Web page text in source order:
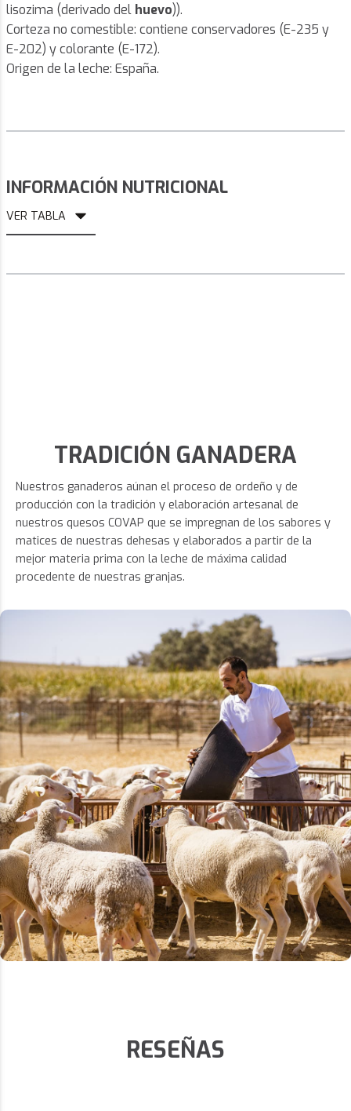
lisozima (derivado del huevo)).
Corteza no comestible: contiene conservadores (E-235 y
E-202) y colorante (E-172).
Origen de la leche: España.
INFORMACIÓN NUTRICIONAL
VER TABLA
TRADICIÓN GANADERA
Nuestros ganaderos aúnan el proceso de ordeño y de
producción con la tradición y elaboración artesanal de
nuestros quesos COVAP que se impregnan de los sabores y
matices de nuestras dehesas y elaborados a partir de la
mejor materia prima con la leche de máxima calidad
procedente de nuestras granjas.
RESEÑAS